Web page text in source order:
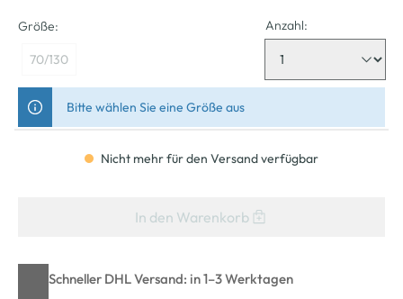
Größe:
70/130
Anzahl:
Bitte wählen Sie eine Größe aus
Nicht mehr für den Versand verfügbar
In den Warenkorb
Schneller DHL Versand: in 1–3 Werktagen